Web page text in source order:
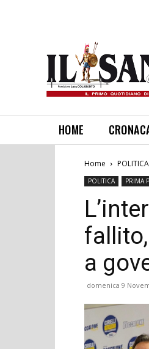
HOME
Home POLITICA
POLITICA PRIMA
a
domenica 9